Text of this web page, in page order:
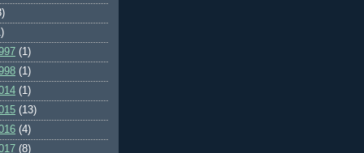
(1)
(1)
(1)
(13)
(4)
(8)